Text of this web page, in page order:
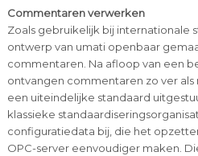
Commentaren verwerken
Zoals gebruikelijk bij internationale
ontwerp van umati openbaar
commentaren. Na afloop van een
ontvangen commentaren zo ver
een uiteindelijke standaard
klassieke
configuratiedata bij, die het
OPC-server eenvoudiger maken.